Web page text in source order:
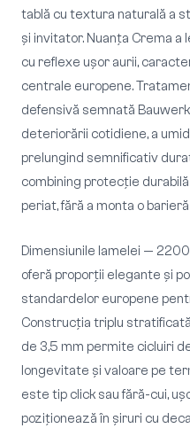
tablă cu textura naturală a
și invitator. Nuanța Crema a
cu reflexe ușor aurii,
centrale europene.
defensivă semnată
deteriorării cotidiene, a
prelungind semnificativ
combining protecție
periat, fără a monta o
Dimensiunile lamelei —
oferă proporții elegante și
standardelor europene
Construcția triplu
de 3,5 mm permite cicluiri
longevitate și valoare pe
este tip click sau fără-cui,
poziționează în șiruri cu